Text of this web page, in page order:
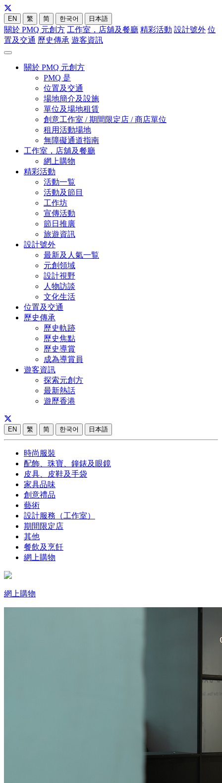
EN 繁 简 한국어 日本語
關於 PMQ 元創方 工作室，店舖及餐廳 精彩活動 設計號外 位
置及交通 歷史傳承 遊客資訊
關於 PMQ 元創方
PMQ 是
位置及交通
場地簡介及設施
單位及場地租賃
創意工作室 / 期間限定店 / 商店單位
租用活動場地
無障礙通道指南
工作室，店舖及餐廳
網上購物
精彩活動
活動一覧
活動及節目
工作坊
宣傳活動
節日推廣
旅遊資訊
設計號外
最新及人氣一覧
元創領域
設計視野
人物訪談
文化生活
位置及交通
歷史傳承
歷史軌跡
歷史焦點
歷史導賞
成為導賞員
遊客資訊
探索元創方
最新熱話
遊歷香港
EN 繁 简 한국어 日本語
時尚服裝
配飾、珠寶、鐘錶及眼鏡
皮具、皮鞋及手袋
家具品味
創意禮品
藝術
設計服務（工作室）
期間限定店
其他
餐飲及烹飪
網上購物
網上購物